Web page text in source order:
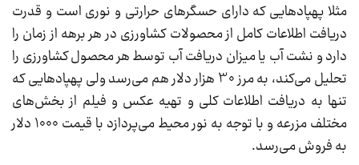
مثلا پهپادهایی که دارای حسگرهای حرارتی و نوری است و قدرت
دریافت اطلاعات کامل از محصولات کشاورزی در هر برهه از زمان را
دارد و نشت آب یا میزان دریافت آب توسط هر محصول کشاورزی را
تحلیل می‌کند، به مرز 30 هزار دلار هم می‌رسد ولی پهپادهایی که
تنها به دریافت اطلاعات کلی و تهیه عکس و فیلم از بخش‌های
مختلف مزرعه و با توجه به نور محیط می‌پردازد با قیمت 1000 دلار
به فروش می‌رسد.